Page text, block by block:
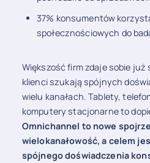
37% konsumentów
społecznościowych do
Większość firm zdaje sobie już
klienci szukają spójnych
wielu kanałach. Tablety,
komputery stacjonarne to
Omnichannel to nowe
wielokanałowość, a celem
spójnego doświadczenia